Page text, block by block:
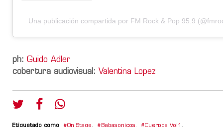
Una publicación compartida por FM Rock & Pop 95.9
ph: Guido Adler
cobertura audiovisual: Valentina Lopez